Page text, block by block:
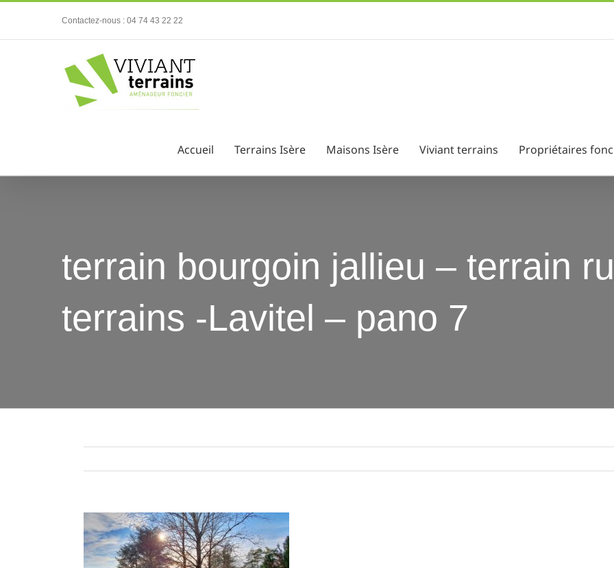
Contactez-nous : 04 74 43 22 22
Accueil Terrains Isère Maisons Isère Viviant terrains Propriétaires
terrain bourgoin jallieu – terrain
terrains -Lavitel – pano 7